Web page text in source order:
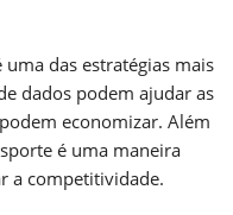
das estratégias mais
dados podem ajudar as
economizar. Além
é uma maneira
a competitividade.